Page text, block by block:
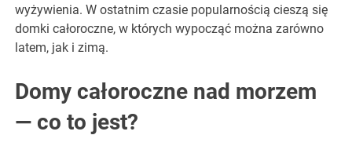
wyżywienia. W ostatnim czasie popularnością cieszą się
domki całoroczne, w których wypocząć można zarówno
latem, jak i zimą.
Domy całoroczne nad morzem
— co to jest?